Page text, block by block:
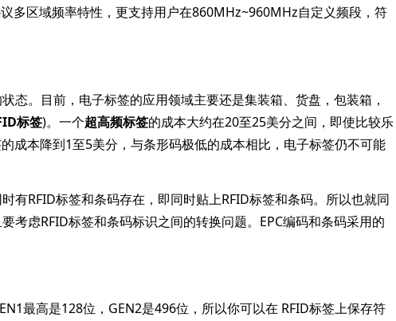
多区域频率特性，更支持用户在860MHz~960MHz自定义频段，符
。目前，电子标签的应用领域主要还是集装箱、货盘，包装箱，
标签)。一个超高频标签的成本大约在20至25美分之间，即使比较乐
成本降到1至5美分，与条形码极低的成本相比，电子标签仍不可能
RFID标签和条码存在，即同时贴上RFID标签和条码。所以也就同
考虑RFID标签和条码标识之间的转换问题。EPC编码和条码采用的
最高是128位，GEN2是496位，所以你可以在 RFID标签上保存符